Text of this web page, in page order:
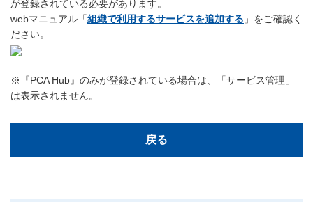
が登録されている必要があります。
webマニュアル「組織で利用するサービスを追加する 」をご確認く
ださい。
※『PCA Hub』のみが登録されている場合は、「サービス管理」
は表示されません。
戻る